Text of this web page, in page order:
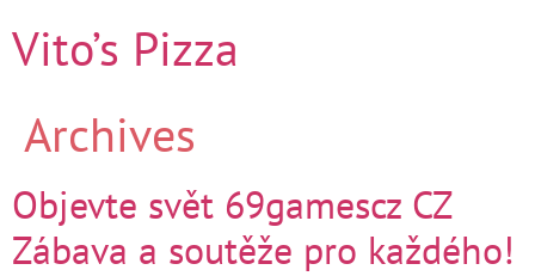
Vito’s Pizza
Archives
Objevte svět 69gamescz CZ
Zábava a soutěže pro každého!